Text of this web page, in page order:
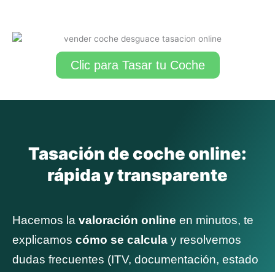
Clic para Tasar tu Coche
Tasación de coche online:
rápida y transparente
Hacemos la valoración online en minutos, te
explicamos cómo se calcula y resolvemos
dudas frecuentes (ITV, documentación, estado